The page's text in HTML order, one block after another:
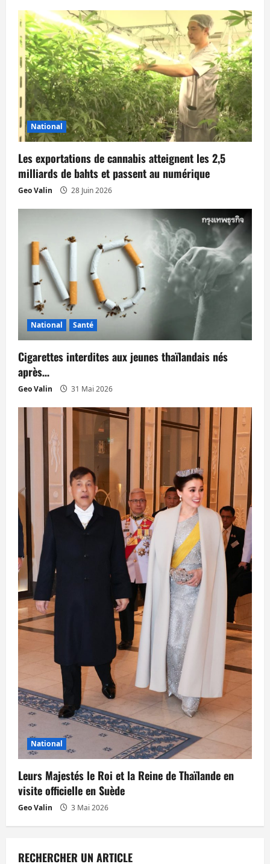
i
o
n
d
’
a
r
t
National
Les exportations de cannabis atteignent les 2,5
milliards de bahts et passent au numérique
Geo Valin 28 Juin 2026
National Santé
Cigarettes interdites aux jeunes thaïlandais nés
après…
Geo Valin 31 Mai 2026
National
Leurs Majestés le Roi et la Reine de Thaïlande en
visite officielle en Suède
Geo Valin 3 Mai 2026
RECHERCHER UN ARTICLE